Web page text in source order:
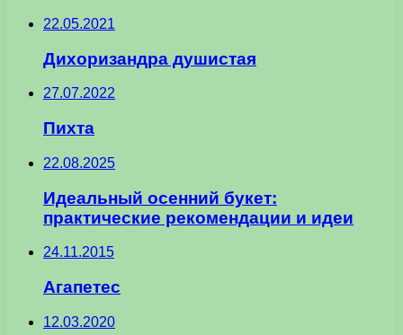
22.05.2021
Дихоризандра душистая
27.07.2022
Пихта
22.08.2025
Идеальный осенний букет:
практические рекомендации и идеи
24.11.2015
Агапетес
12.03.2020